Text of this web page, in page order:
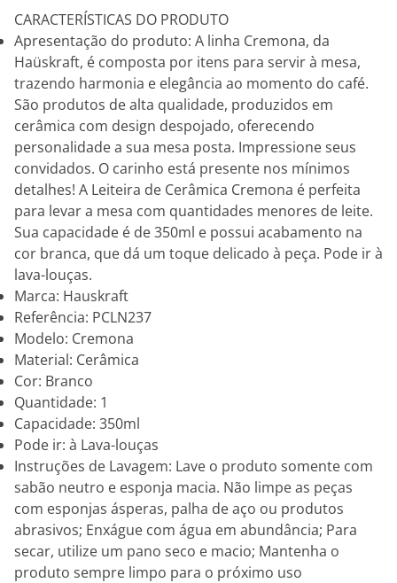
CARACTERÍSTICAS DO PRODUTO
Apresentação do produto: A linha Cremona, da
Haüskraft, é composta por itens para servir à mesa,
trazendo harmonia e elegância ao momento do café.
São produtos de alta qualidade, produzidos em
cerâmica com design despojado, oferecendo
personalidade a sua mesa posta. Impressione seus
convidados. O carinho está presente nos mínimos
detalhes! A Leiteira de Cerâmica Cremona é perfeita
para levar a mesa com quantidades menores de leite.
Sua capacidade é de 350ml e possui acabamento na
cor branca, que dá um toque delicado à peça. Pode ir à
lava-louças.
Marca: Hauskraft
Referência: PCLN237
Modelo: Cremona
Material: Cerâmica
Cor: Branco
Quantidade: 1
Capacidade: 350ml
Pode ir: à Lava-louças
Instruções de Lavagem: Lave o produto somente com
sabão neutro e esponja macia. Não limpe as peças
com esponjas ásperas, palha de aço ou produtos
abrasivos; Enxágue com água em abundância; Para
secar, utilize um pano seco e macio; Mantenha o
produto sempre limpo para o próximo uso